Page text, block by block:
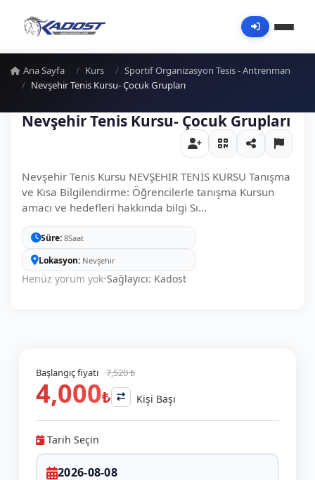
Ana Sayfa Kurs
Sportif Organizasyon Tesis - Antrenman
Nevşehir Tenis Kursu- Çocuk Grupları
Nevşehir Tenis Kursu- Çocuk Grupları
Nevşehir Tenis Kursu NEVŞEHİR TENİS KURSU Tanışma
ve Kısa Bilgilendirme: Öğrencilerle tanışma Kursun
amacı ve hedefleri hakkında bilgi Sı...
Süre 8Saat
Lokasyon Nevşehir
Henüz yorum yok•Sağlayıcı: Kadost
Başlangıç fiyatı 7,520 ₺
4,000₺ Kişi Başı
Tarih Seçin